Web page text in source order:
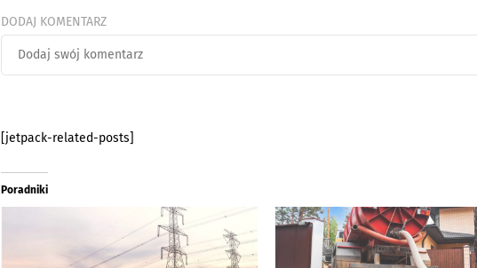
DODAJ KOMENTARZ
[jetpack-related-posts]
Poradniki